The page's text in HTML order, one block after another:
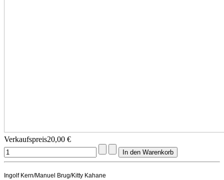
Verkaufspreis20,00 €
Ingolf Kern/Manuel Brug/Kitty Kahane